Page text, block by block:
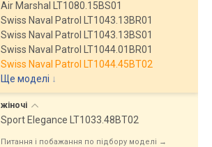
Air Marshal LT1080.15BS01
Swiss Naval Patrol LT1043.13BR01
Swiss Naval Patrol LT1043.13BS01
Swiss Naval Patrol LT1044.01BR01
Swiss Naval Patrol LT1044.45BT02
Ще моделі ↓
жіночі
Sport Elegance LT1033.48BT02
Питання і побажання по підбору моделі →